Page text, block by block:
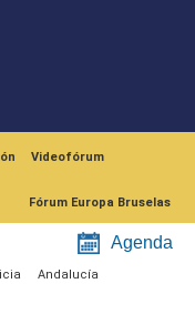
Videofórum
Fórum Europa Bruselas
Agenda
Andalucía